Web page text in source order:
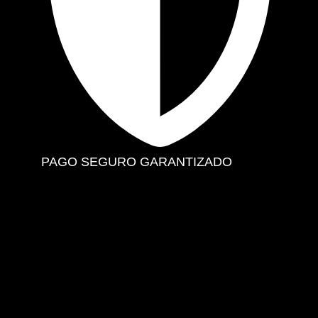
PAGO SEGURO GARANTIZADO